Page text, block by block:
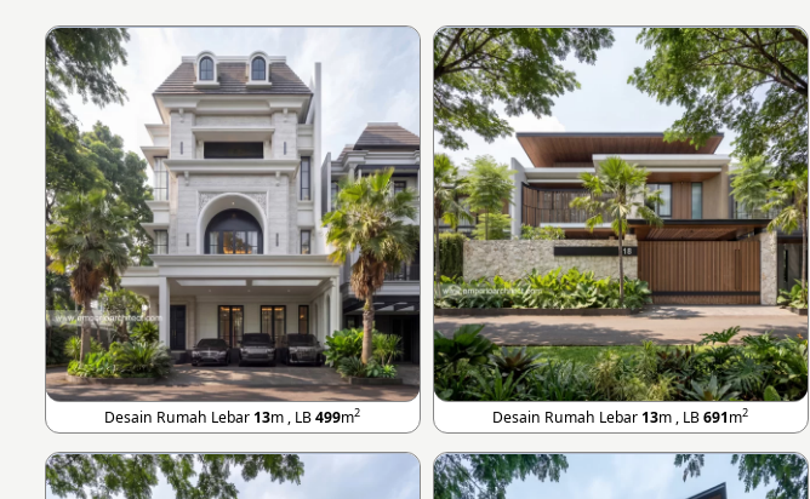
Desain Rumah Lebar 13m , LB499m2 Desain Rumah Lebar 13m , LB691m2